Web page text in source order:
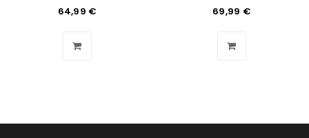
ANMELDEN
64,99 € 69,99 €